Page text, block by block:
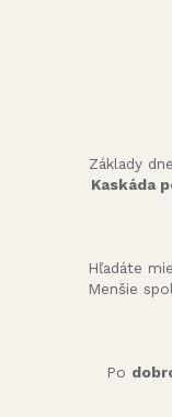
Základy
Kaskáda
Hľadáte
Menšie
Po